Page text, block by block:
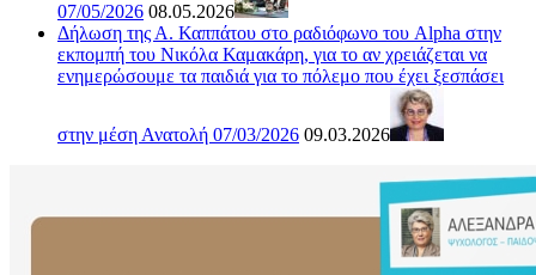
07/05/2026 08.05.2026
Δήλωση της Α. Καππάτου στο ραδιόφωνο του Alpha στην
εκπομπή του Νικόλα Καμακάρη, για το αν χρειάζεται να
ενημερώσουμε τα παιδιά για το πόλεμο που έχει ξεσπάσει
στην μέση Ανατολή 07/03/2026 09.03.2026